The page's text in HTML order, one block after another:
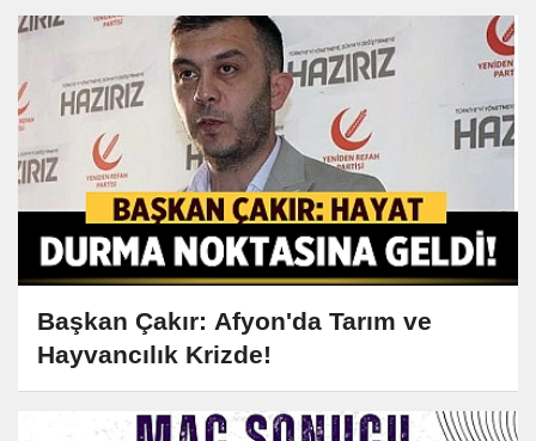
Başkan Çakır: Afyon'da Tarım ve
Hayvancılık Krizde!